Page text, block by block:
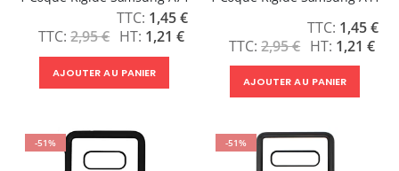
2,95 €
Prix
Spécial
1,45 €
1,21 €
AJOUTER AU PANIER
2,95 €
Prix
Spécial
1,45 €
1,21 €
AJOUTER AU PANIER
-51% -51%